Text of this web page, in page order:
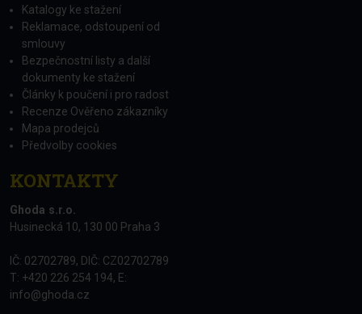
Katalogy ke stažení
Reklamace, odstoupení od
smlouvy
Bezpečnostní listy a další
dokumenty ke stažení
Články k poučení i pro radost
Recenze Ověřeno zákazníky
Mapa prodejců
Předvolby cookies
KONTAKTY
Ghoda s.r.o.
Husinecká 10, 130 00 Praha 3
IČ: 02702789, DIČ: CZ02702789
T: +420 226 254 194, E:
info@ghoda.cz